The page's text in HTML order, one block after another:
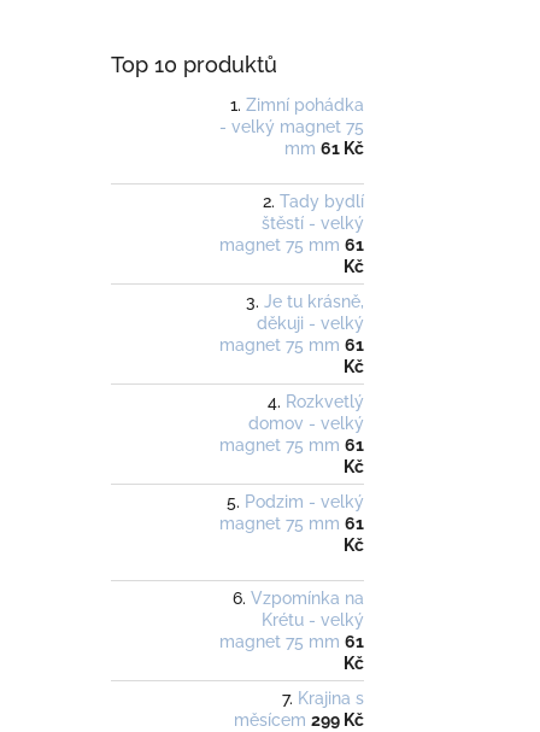
Top 10 produktů
Zimní pohádka
- velký magnet 75
mm 61 Kč
Tady bydlí
štěstí - velký
magnet 75 mm 61
Kč
Je tu krásně,
děkuji - velký
magnet 75 mm 61
Kč
Rozkvetlý
domov - velký
magnet 75 mm 61
Kč
Podzim - velký
magnet 75 mm 61
Kč
Vzpomínka na
Krétu - velký
magnet 75 mm 61
Kč
Krajina s
měsícem 299 Kč